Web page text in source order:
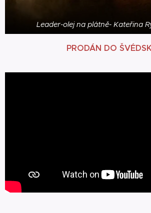
Leader-olej na plátně- Kateřina
PRODÁN DO